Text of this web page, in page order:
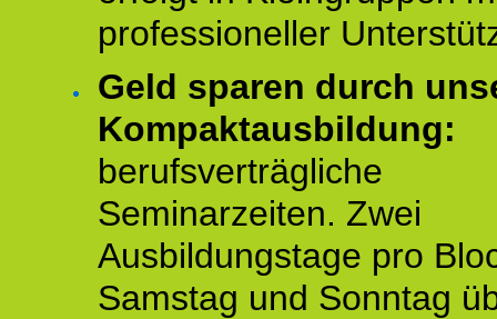
professioneller
Geld sparen durch
Kompaktausbildung:
berufsverträgliche
Seminarzeiten. Zwei
Ausbildungstage pro
Samstag und Sonntag